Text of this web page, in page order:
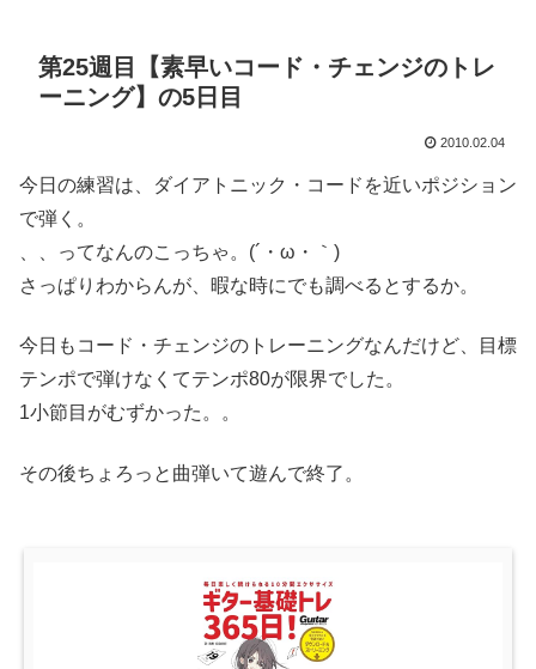
第25週目【素早いコード・チェンジのトレ
ーニング】の5日目
2010.02.04
今日の練習は、ダイアトニック・コードを近いポジション
で弾く。
、、ってなんのこっちゃ。(´・ω・｀)
さっぱりわからんが、暇な時にでも調べるとするか。
今日もコード・チェンジのトレーニングなんだけど、目標
テンポで弾けなくてテンポ80が限界でした。
1小節目がむずかった。。
その後ちょろっと曲弾いて遊んで終了。